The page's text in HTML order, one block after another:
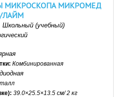
МИКРОСКОПА МИКРОМЕД
ЛАЙМ
Школьный (учебный)
Комбинированная
39.0×25.5×13.5 см/ 2 кг